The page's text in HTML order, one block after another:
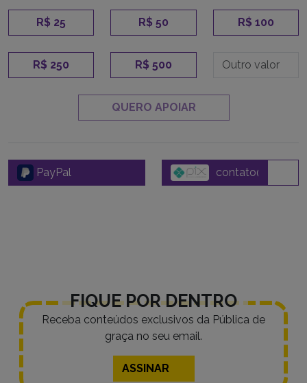
R$ 25 R$ 50 R$ 100
R$ 250 R$ 500
QUERO APOIAR
PayPal
FIQUE POR DENTRO
Receba conteúdos exclusivos da Pública de
graça no seu email.
ASSINAR